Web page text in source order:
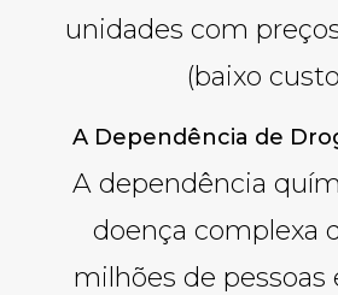
unidades com
(baixo
A Dependência de
A dependência
doença complexa
milhões de pessoas